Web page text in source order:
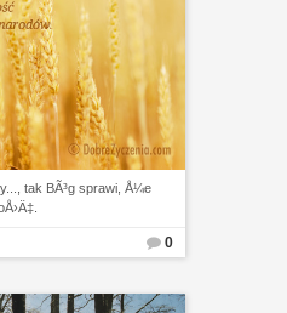
tak BÃ³g sprawi, Å¼e
0